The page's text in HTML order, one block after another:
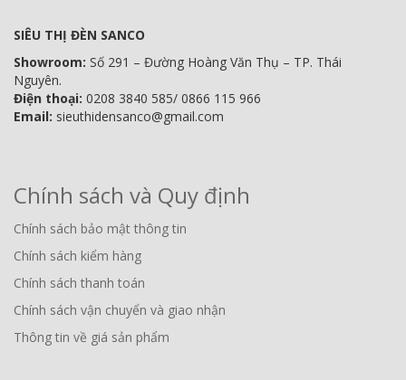
SIÊU THỊ ĐÈN SANCO
Showroom: Số 291 – Đường Hoàng Văn Thụ – TP. Thái
Nguyên.
Điện thoại: 0208 3840 585/ 0866 115 966
Email: sieuthidensanco@gmail.com
Chính sách và Quy định
Chính sách bảo mật thông tin
Chính sách kiểm hàng
Chính sách thanh toán
Chính sách vận chuyển và giao nhận
Thông tin về giá sản phẩm